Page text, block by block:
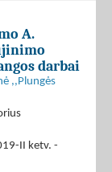
A.
darbai
,,Plungės
II ketv. -